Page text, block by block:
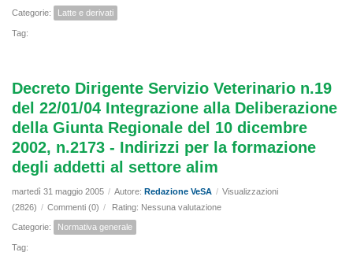
Categorie: Latte e derivati
Tag:
Decreto Dirigente Servizio Veterinario n.19
del 22/01/04 Integrazione alla Deliberazione
della Giunta Regionale del 10 dicembre
2002, n.2173 - Indirizzi per la formazione
degli addetti al settore alim
martedì 31 maggio 2005 / Autore: Redazione VeSA / Visualizzazioni
(2826) / Commenti (0) / Rating: Nessuna valutazione
Categorie: Normativa generale
Tag: